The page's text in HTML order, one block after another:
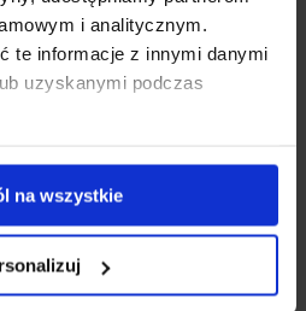
i analitycznym.
te informacje z innymi danymi
uzyskanymi podczas
na wszystkie